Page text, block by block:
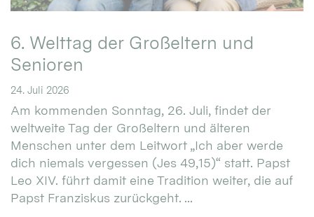
6. Welttag der Großeltern und
Senioren
24. Juli 2026
Am kommenden Sonntag, 26. Juli, findet der
weltweite Tag der Großeltern und älteren
Menschen unter dem Leitwort „Ich aber werde
dich niemals vergessen (Jes 49,15)“ statt. Papst
Leo XIV. führt damit eine Tradition weiter, die auf
Papst Franziskus zurückgeht. ...